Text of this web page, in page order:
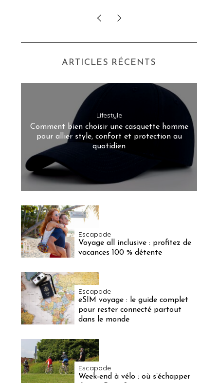
ARTICLES RÉCENTS
Lifestyle
Comment bien choisir une casquette homme
pour allier style, confort et protection au
quotidien
Escapade
Voyage all inclusive : profitez de
vacances 100 % détente
Escapade
eSIM voyage : le guide complet
pour rester connecté partout
dans le monde
Escapade
Week-end à vélo : où s’échapper